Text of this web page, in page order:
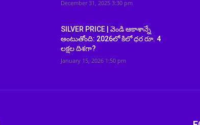
December 31, 2025 3:30 pm
SILVER PRICE | వెండి ఆకాశాన్నే
అంటుతోంది: 2026లో కిలో ధర రూ. 4
లక్షల దిశగా?
January 15, 2026 1:50 pm